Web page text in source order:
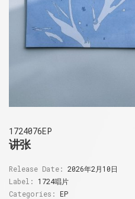
1724076EP
讲张
Release Date: 2026年2月10日
Label:
1724唱片
Categories: EP